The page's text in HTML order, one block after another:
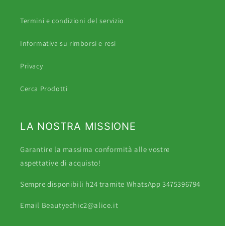
Termini e condizioni del servizio
Informativa su rimborsi e resi
Privacy
Cerca Prodotti
LA NOSTRA MISSIONE
Garantire la massima conformità alle vostre
aspettative di acquisto!
Sempre disponibili h24 tramite WhatsApp 3475396794
Email Beautyechic2@alice.it